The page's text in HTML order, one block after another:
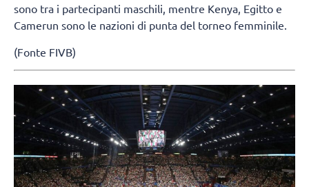
sono tra i partecipanti maschili, mentre Kenya, Egitto e
Camerun sono le nazioni di punta del torneo femminile.
(Fonte FIVB)